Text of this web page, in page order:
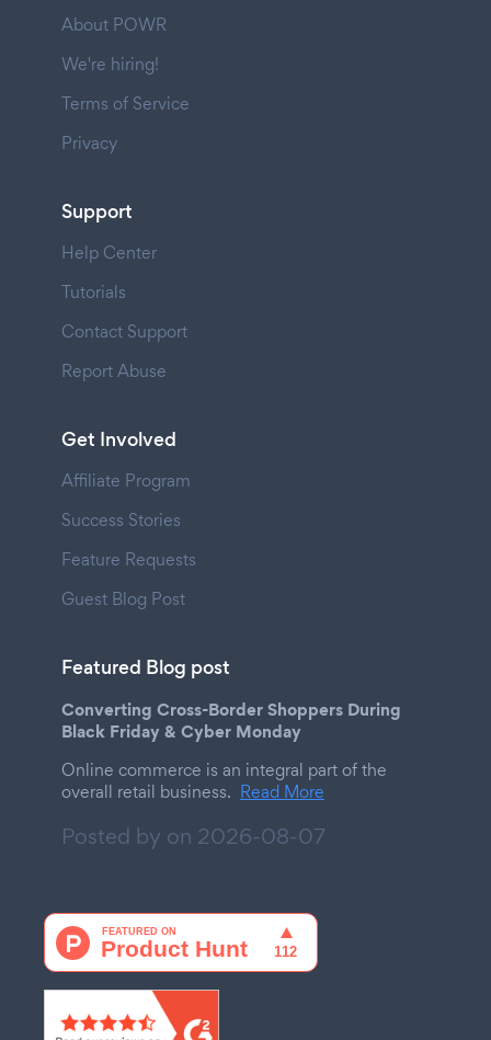
About POWR
We're hiring!
Terms of Service
Privacy
Support
Help Center
Tutorials
Contact Support
Report Abuse
Get Involved
Affiliate Program
Success Stories
Feature Requests
Guest Blog Post
Featured Blog post
Converting Cross-Border Shoppers During
Black Friday & Cyber Monday
Online commerce is an integral part of the
overall retail business. Read More
Posted by on 2026-08-07